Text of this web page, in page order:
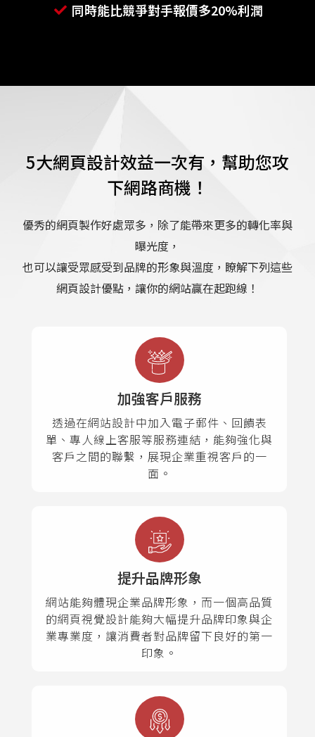
同時能比競爭對手報價多20%利潤
5大網頁設計效益一次有，幫助您攻
下網路商機！
優秀的網頁製作好處眾多，除了能帶來更多的轉化率與
曝光度，
也可以讓受眾感受到品牌的形象與溫度，瞭解下列這些
網頁設計優點，讓你的網站贏在起跑線！
加強客戶服務
透過在網站設計中加入電子郵件、回饋表
單、專人線上客服等服務連結，能夠強化與
客戶之間的聯繫，展現企業重視客戶的一
面。
提升品牌形象
網站能夠體現企業品牌形象，而一個高品質
的網頁視覺設計能夠大幅提升品牌印象與企
業專業度，讓消費者對品牌留下良好的第一
印象。